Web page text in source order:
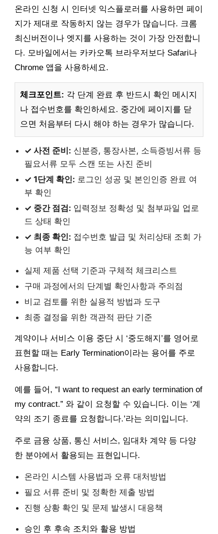
온라인 신청 시 인터넷 익스플로러를 사용하면 페이
지가 제대로 작동하지 않는 경우가 많습니다. 크롬
최신버전이나 엣지를 사용하는 것이 가장 안전합니
다. 모바일에서는 카카오톡 브라우저보다 Safari나
Chrome 앱을 사용하세요.
체크포인트: 각 단계 완료 후 반드시 확인 메시지
나 접수번호를 확인하세요. 중간에 페이지를 닫
으면 처음부터 다시 해야 하는 경우가 많습니다.
✓ 사전 준비: 신분증, 통장사본, 소득증빙서류 등
필요서류 모두 스캔 또는 사진 준비
✓ 1단계 확인: 로그인 성공 및 본인인증 완료 여
부 확인
✓ 중간 점검: 입력정보 정확성 및 첨부파일 업로
드 상태 확인
✓ 최종 확인: 접수번호 발급 및 처리상태 조회 가
능 여부 확인
실제 제품 선택 기준과 구체적 체크리스트
구매 과정에서의 단계별 확인사항과 주의점
비교 검토를 위한 실용적 방법과 도구
최종 결정을 위한 객관적 판단 기준
계약이나 서비스 이용 중단 시 ‘중도해지’를 영어로
표현할 때는 Early Termination이라는 용어를 주로
사용합니다.
예를 들어, “I want to request an early termination of
my contract.” 와 같이 요청할 수 있습니다. 이는 ‘계
약의 조기 종료를 요청합니다.’라는 의미입니다.
주로 금융 상품, 통신 서비스, 임대차 계약 등 다양
한 분야에서 활용되는 표현입니다.
온라인 시스템 사용법과 오류 대처방법
필요 서류 준비 및 정확한 제출 방법
진행 상황 확인 및 문제 발생시 대응책
승인 후 후속 조치와 활용 방법